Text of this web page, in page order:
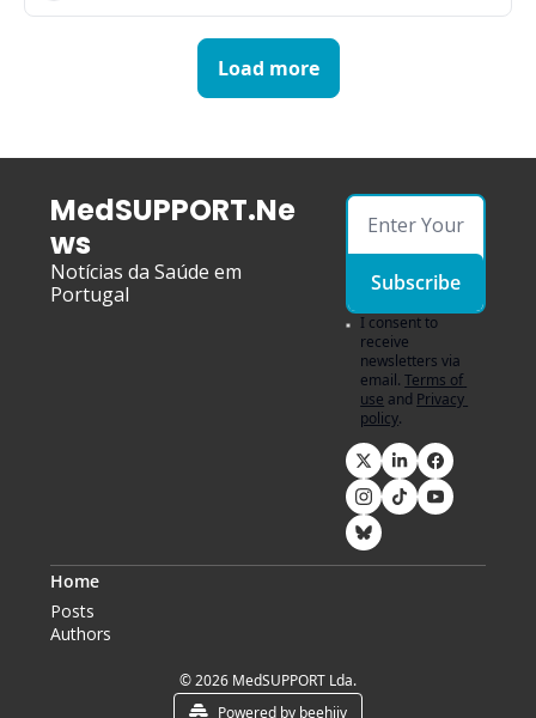
Load more
MedSUPPORT.Ne
ws
Notícias da Saúde em
Portugal
Subscribe
I consent to
receive
newsletters via
email. Terms of
use and Privacy
policy.
Home
Posts
Authors
© 2026 MedSUPPORT Lda.
Powered by beehiiv